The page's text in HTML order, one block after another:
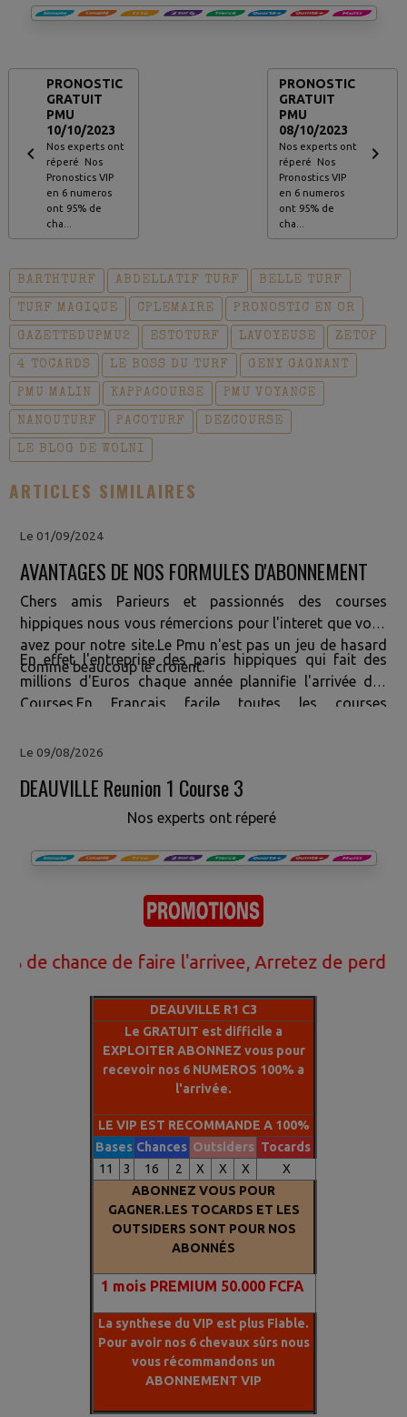
PRONOSTIC
GRATUIT
PMU
10/10/2023
Nos experts ont
réperé Nos
Pronostics VIP
en 6 numeros
ont 95% de
cha...
PRONOSTIC
GRATUIT
PMU
08/10/2023
Nos experts ont
réperé Nos
Pronostics VIP
en 6 numeros
ont 95% de
cha...
BARTHTURF ABDELLATIF TURF BELLE TURF
TURF MAGIQUE CPLEMAIRE PRONOSTIC EN OR
GAZETTEDUPMU2 ESTOTURF LAVOYEUSE ZETOP
4 TOCARDS LE BOSS DU TURF GENY GAGNANT
PMU MALIN KAPPACOURSE PMU VOYANCE
NANOUTURF PACOTURF DEZCOURSE
LE BLOG DE WOLNI
ARTICLES SIMILAIRES
Le 01/09/2024
AVANTAGES DE NOS FORMULES D'ABONNEMENT
Chers amis Parieurs et passionnés des courses
hippiques nous vous rémercions pour l'interet que vous
avez pour notre site.Le Pmu n'est pas un jeu de hasard
comme beaucoup le croient.
En effet l'entreprise des paris hippiques qui fait des
millions d'Euros chaque année plannifie l'arrivée des
Courses.En Francais facile toutes les courses
pourquoi depuis plusieurs années vous jouez et vous ne
Vous.Comme vous nous avons cherché depuis plus de
10 ans une formule capable d'anticiper leur
lesROBOTS (IA) ET NOS STATISTIQUES DES ARRIVEES
va vous aider a gagner.Ne perdez plus votre argent avec
le PMU.Nous faisons des millionnaires chaque
GAGNANTS
Le 09/08/2026
DEAUVILLE Reunion 1 Course 3
Nos experts ont réperé
chance de faire l'arrivee, Arretez de perdre
DEAUVILLE R1 C3
Le GRATUIT est difficile a
EXPLOITER ABONNEZ vous pour
recevoir nos 6 NUMEROS 100% a
l'arrivée.
LE VIP EST RECOMMANDE A 100%
Bases Chances Outsiders Tocards
11
3 16 2 X X X
X
ABONNEZ VOUS POUR
GAGNER.LES TOCARDS ET LES
OUTSIDERS SONT POUR NOS
ABONNÉS
1 mois PREMIUM 50.000 FCFA
La synthese du VIP est plus Fiable.
Pour avoir nos 6 chevaux sûrs nous
vous récommandons un
ABONNEMENT VIP